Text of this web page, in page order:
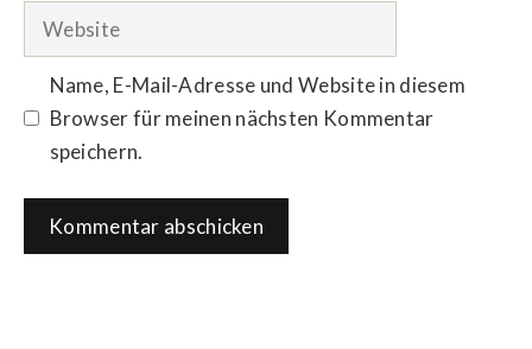
Website
Name, E-Mail-Adresse und Website in diesem
Browser für meinen nächsten Kommentar
speichern.